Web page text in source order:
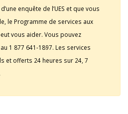
enquête de l’UES et que vous
le Programme de services aux
vous aider. Vous pouvez
1 877 641-1897. Les services
et offerts 24 heures sur 24, 7